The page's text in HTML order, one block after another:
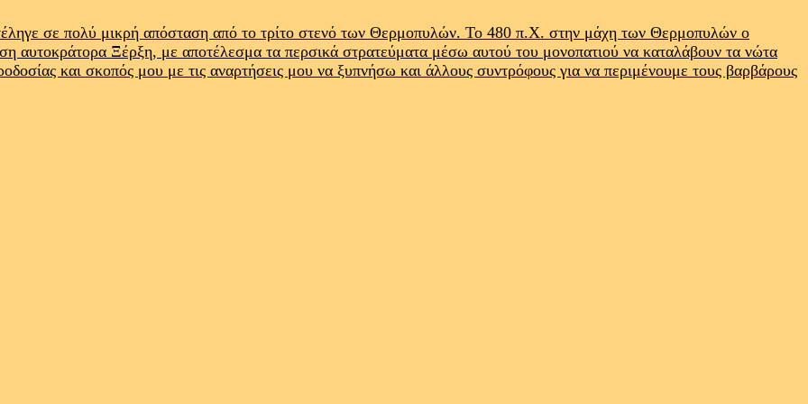
σε πολύ μικρή απόσταση από το τρίτο στενό των Θερμοπυλών. Το 480 π.Χ. στην μάχη των Θερμοπυλών ο
αυτοκράτορα Ξέρξη, με αποτέλεσμα τα περσικά στρατεύματα μέσω αυτού του μονοπατιού να καταλάβουν τα νώτα
και σκοπός μου με τις αναρτήσεις μου να ξυπνήσω και άλλους συντρόφους για να περιμένουμε τους βαρβάρους